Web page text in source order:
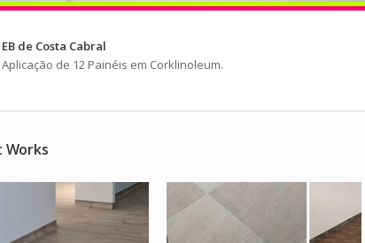
EB de Costa Cabral
de 12 Painéis em Corklinoleum.
Works